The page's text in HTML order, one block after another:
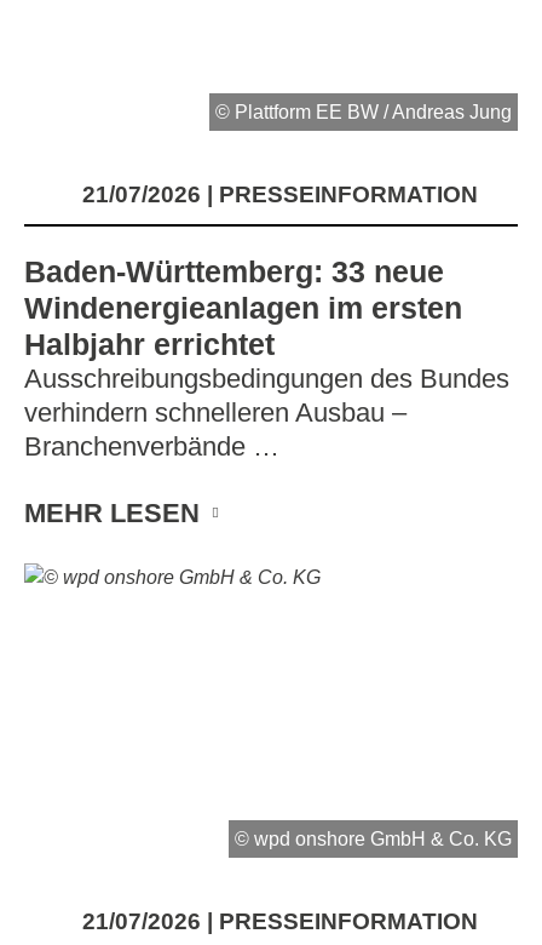
© Plattform EE BW / Andreas Jung
21/07/2026 PRESSEINFORMATION
Baden-Württemberg: 33 neue
Windenergieanlagen im ersten
Halbjahr errichtet
Ausschreibungsbedingungen des Bundes
verhindern schnelleren Ausbau –
Branchenverbände …
MEHR LESEN
© wpd onshore GmbH & Co. KG
21/07/2026 PRESSEINFORMATION